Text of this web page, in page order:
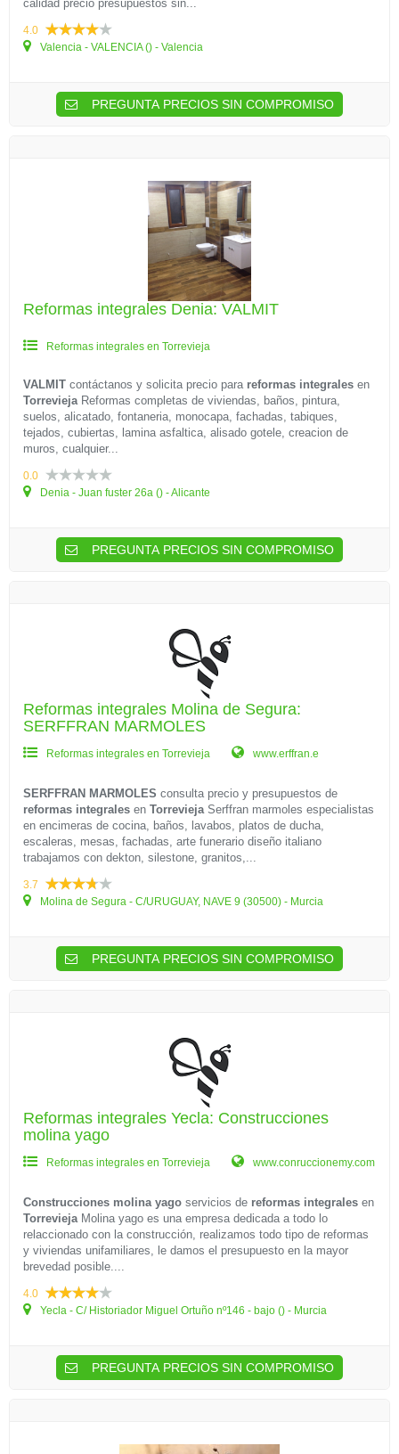
calidad precio presupuestos sin...
4.0
Valencia - VALENCIA () - Valencia
PREGUNTA PRECIOS SIN COMPROMISO
Reformas integrales Denia: VALMIT
Reformas integrales en Torrevieja
VALMIT contáctanos y solicita precio para reformas integrales en
TorreviejaReformas completas de viviendas, baños, pintura,
suelos, alicatado, fontaneria, monocapa, fachadas, tabiques,
tejados, cubiertas, lamina asfaltica, alisado gotele, creacion de
muros, cualquier...
0.0
Denia - Juan fuster 26a () - Alicante
PREGUNTA PRECIOS SIN COMPROMISO
Reformas integrales Molina de Segura:
SERFFRAN MARMOLES
Reformas integrales en Torrevieja www.erffran.e
SERFFRAN MARMOLES consulta precio y presupuestos de
reformas integrales en TorreviejaSerffran marmoles especialistas
en encimeras de cocina, baños, lavabos, platos de ducha,
escaleras, mesas, fachadas, arte funerario diseño italiano
trabajamos con dekton, silestone, granitos,...
3.7
Molina de Segura - C/URUGUAY, NAVE 9 (30500) - Murcia
PREGUNTA PRECIOS SIN COMPROMISO
Reformas integrales Yecla: Construcciones
molina yago
Reformas integrales en Torrevieja www.conruccionemy.com
Construcciones molina yago servicios de reformas integrales en
TorreviejaMolina yago es una empresa dedicada a todo lo
relaccionado con la construcción, realizamos todo tipo de reformas
y viviendas unifamiliares, le damos el presupuesto en la mayor
brevedad posible....
4.0
Yecla - C/ Historiador Miguel Ortuño nº146 - bajo () - Murcia
PREGUNTA PRECIOS SIN COMPROMISO